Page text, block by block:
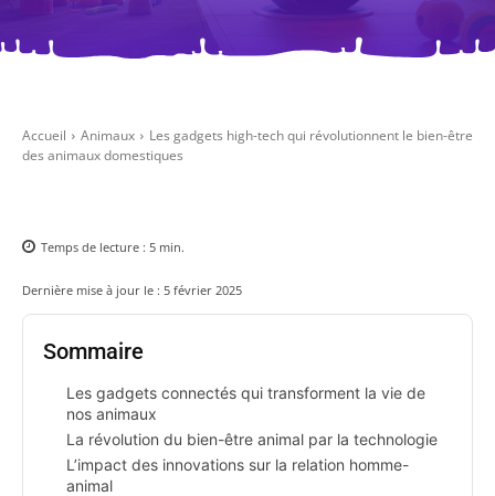
Accueil Animaux
Les gadgets high-tech qui révolutionnent le bien-être
des animaux domestiques
Temps de lecture : 5 min.
Dernière mise à jour le : 5 février 2025
Sommaire
Les gadgets connectés qui transforment la vie de
nos animaux
La révolution du bien-être animal par la technologie
L’impact des innovations sur la relation homme-
animal